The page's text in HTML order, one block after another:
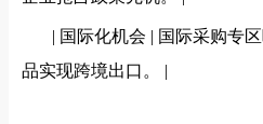
| 国际化机会 | 国际采购专
品实现跨境出口。 |